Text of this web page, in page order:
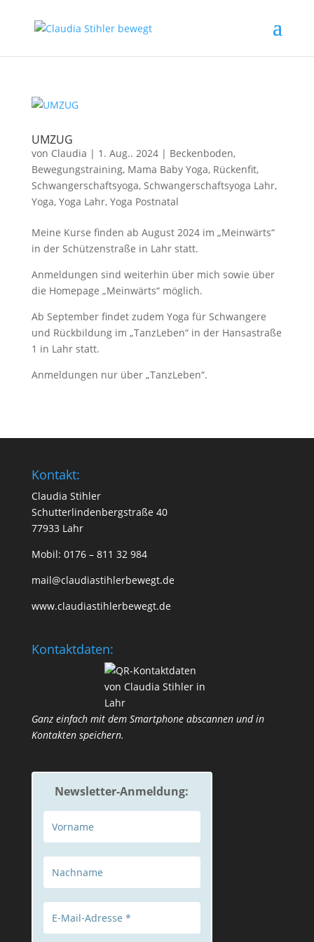
UMZUG
von Claudia | 1. Aug.. 2024| Beckenboden,
Bewegungstraining, Mama Baby Yoga, Rückenfit,
Schwangerschaftsyoga, Schwangerschaftsyoga Lahr,
Yoga, Yoga Lahr, Yoga Postnatal
Meine Kurse finden ab August 2024 im „Meinwärts“
in der Schützenstraße in Lahr statt.
Anmeldungen sind weiterhin über mich sowie über
die Homepage „Meinwärts“ möglich.
Ab September findet zudem Yoga für Schwangere
und Rückbildung im „TanzLeben“ in der Hansastraße
1 in Lahr statt.
Anmeldungen nur über „TanzLeben“.
Kontakt:
Claudia Stihler
Schutterlindenbergstraße 40
77933 Lahr
Mobil: 0176 – 811 32 984
mail@claudiastihlerbewegt.de
www.claudiastihlerbewegt.de
Kontaktdaten:
Ganz einfach mit dem Smart­phone abscan­nen und in
Kontakten speichern.
Newsletter-Anmeldung: